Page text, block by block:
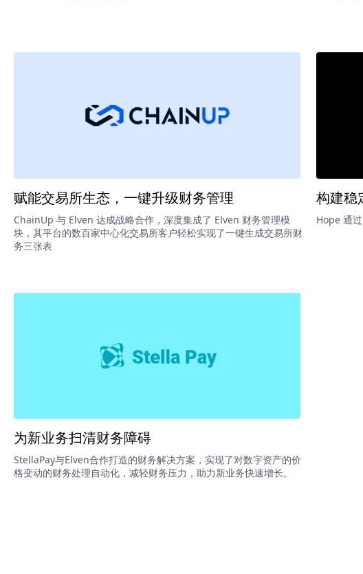
赋能交易所生态，一键升级财务管理
ChainUp 与 Elven 达成战略合作，深度集成了 Elven 财务管理模
块，其平台的数百家中心化交易所客户轻松实现了一键生成交易所财
务三张表
构建稳
Hope 通
为新业务扫清财务障碍
StellaPay与Elven合作打造的财务解决方案，实现了对数字资产的价
格变动的财务处理自动化，减轻财务压力，助力新业务快速增长。